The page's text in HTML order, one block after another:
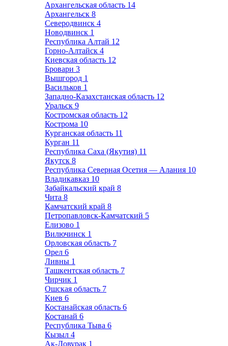
Архангельская область 14
Архангельск 8
Северодвинск 4
Новодвинск 1
Республика Алтай 12
Горно-Алтайск 4
Киевская область 12
Бровари 3
Вышгород 1
Васильков 1
Западно-Казахстанская область 12
Уральск 9
Костромская область 12
Кострома 10
Курганская область 11
Курган 11
Республика Саха (Якутия) 11
Якутск 8
Республика Северная Осетия — Алания 10
Владикавказ 10
Забайкальский край 8
Чита 8
Камчатский край 8
Петропавловск-Камчатский 5
Елизово 1
Вилючинск 1
Орловская область 7
Орел 6
Ливны 1
Ташкентская область 7
Чирчик 1
Ошская область 7
Киев 6
Костанайская область 6
Костанай 6
Республика Тыва 6
Кызыл 4
Ак-Довурак 1